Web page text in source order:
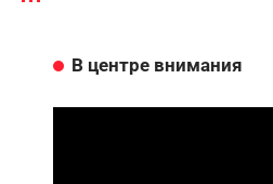
В центре внимания